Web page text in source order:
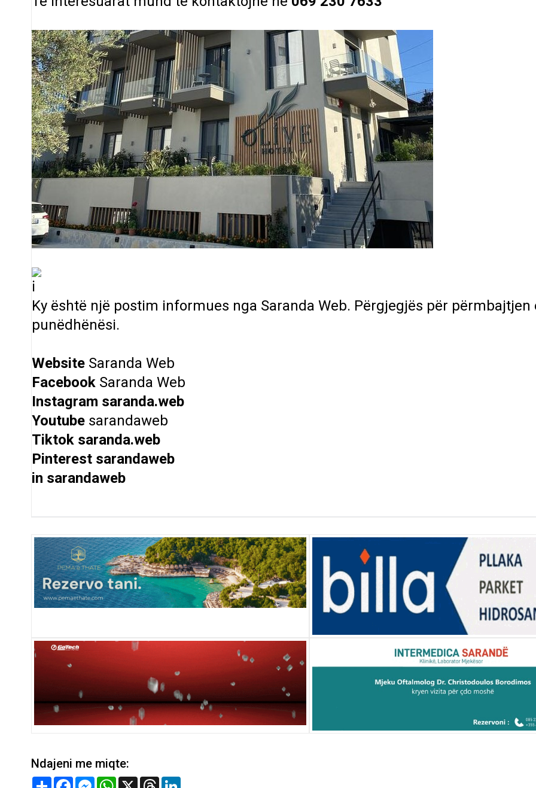
Ky është një postim informues nga Saranda Web. Përgjegjës për përmbajtjen
punëdhënësi.
Website Saranda Web
Facebook Saranda Web
Instagram saranda.web
Youtube sarandaweb
Tiktok saranda.web
Pinterest sarandaweb
in sarandaweb
Ndajeni me miqte:
Share FacebookMessenger
WhatsApp
X Threads